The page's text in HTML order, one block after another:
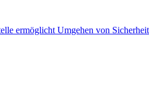
ermöglicht Umgehen von